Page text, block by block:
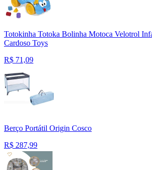
Totokinha Totoka Bolinha Motoca Velotrol
Cardoso Toys
R$ 71,09
Berço Portátil Origin Cosco
R$ 287,99